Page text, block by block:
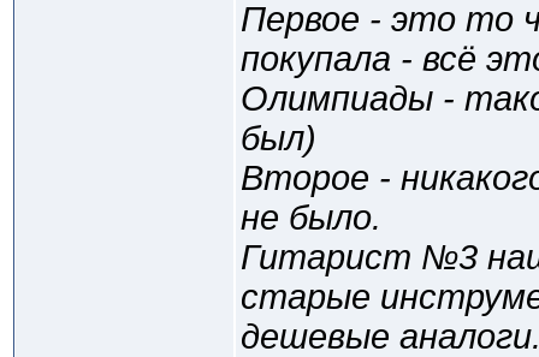
Первое - это то
покупала - всё
Олимпиады -
был)
Второе -
не было.
Гитарист №3
старые
дешевые